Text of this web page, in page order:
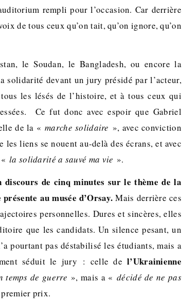
rempli pour l’occasion. Car derrière
de tous ceux qu’on tait, qu’on ignore, qu’on
le Soudan, le Bangladesh, ou encore la
solidarité devant un jury présidé par l’acteur,
les lésés de l’histoire, et à tous ceux qui
Ce fut donc avec espoir que Gabriel
de la «marche solidaire », avec conviction
liens se nouent au-delà des écrans, et avec
la solidarité a sauvé ma vie ».
discours de cinq minutes sur le thème de la
au musée d’Orsay. Mais derrière ces
personnelles. Dures et sincères, elles
que les candidats. Un silence pesant, un
pourtant pas déstabilisé les étudiants, mais a
séduit le jury : celle del’Ukrainienne
temps de guerre », mais a «décidé de ne pas
premier prix.